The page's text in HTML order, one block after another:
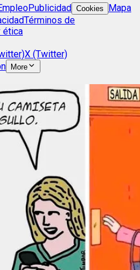
Publicidad Cookies
Mapa
Términos de
ética
X (Twitter)
More